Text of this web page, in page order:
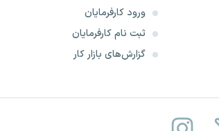
ورود کارفرمایان
ثبت نام کارفرمایان
گزارش‌های بازار کار